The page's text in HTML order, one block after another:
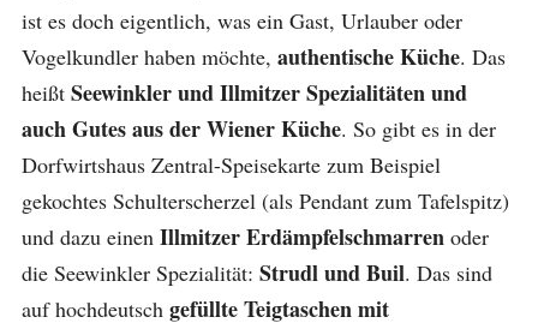
ist es doch eigentlich, was ein Gast, Urlauber oder
Vogelkundler haben möchte, authentische Küche. Das
heißt Seewinkler und Illmitzer Spezialitäten und
auch Gutes aus der Wiener Küche. So gibt es in der
Dorfwirtshaus Zentral-Speisekarte zum Beispiel
gekochtes Schulterscherzel (als Pendant zum Tafelspitz)
und dazu einen Illmitzer Erdämpfelschmarren oder
die Seewinkler Spezialität: Strudl und Buil. Das sind
auf hochdeutsch gefüllte Teigtaschen mit